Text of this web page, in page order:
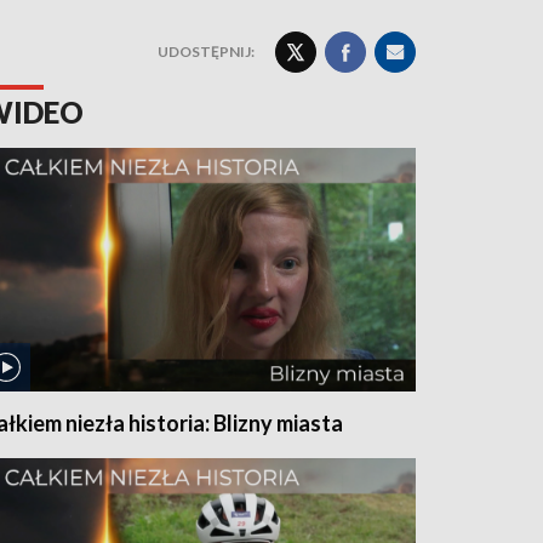
UDOSTĘPNIJ:
niezła historia: Blizny miasta